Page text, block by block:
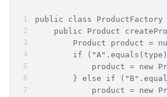
public class ProductFactory
public Product
Product product =
if
product = new
} else if
product = new